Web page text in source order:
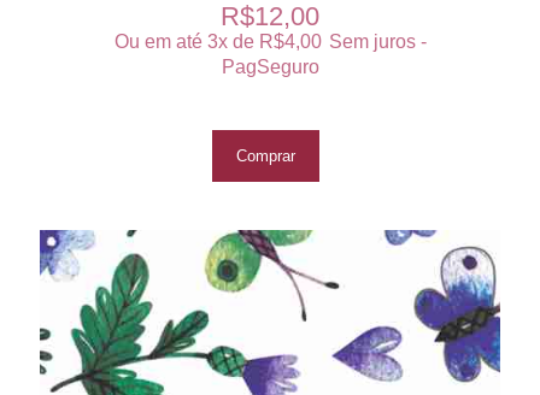
R$12,00
Ou em até 3x de R$4,00 Sem juros -
PagSeguro
Comprar